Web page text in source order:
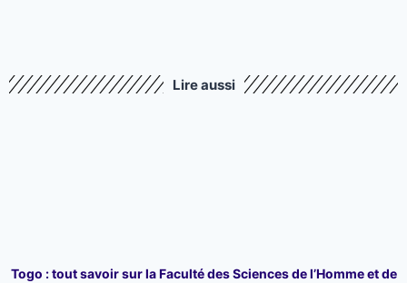
Lire aussi
Togo : tout savoir sur la Faculté des Sciences de l’Homme et de